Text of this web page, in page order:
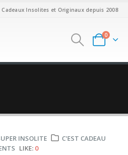
Cadeaux Insolites et Originaux depuis 2008
0
INSOLITE
C'EST CADEAU
LIKE: 0